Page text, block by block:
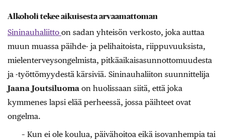
Alkoholi tekee aikuisesta arvaamattoman
Sininauhaliitto on sadan yhteisön verkosto, joka auttaa
muun muassa päihde- ja pelihaitoista, riippuvuuksista,
mielenterveysongelmista, pitkäaikaisasunnottomuudesta
ja -työttömyydestä kärsiviä. Sininauhaliiton suunnittelija
Jaana Joutsiluoma on huolissaan siitä, että joka
kymmenes lapsi elää perheessä, jossa päihteet ovat
ongelma.
– Kun ei ole koulua, päivähoitoa eikä isovanhempia tai